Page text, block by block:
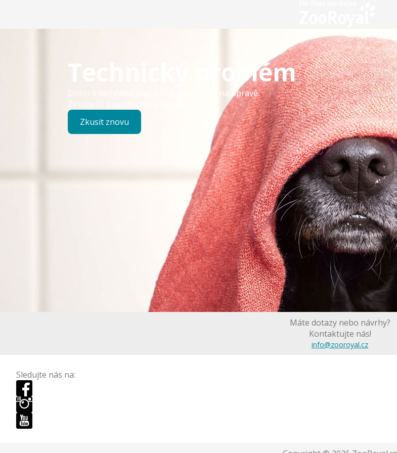
Technický problém
Došlo k technické chybě – již pracujeme na opravě.
Zkuste to prosím znovu později.
Zkusit znovu
Máte dotazy nebo návrhy?
Kontaktujte nás!
info@zooroyal.cz
Sledujte nás na: